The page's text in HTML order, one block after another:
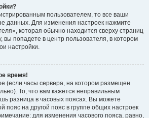
пользователем, то все ваши
данных. Для изменения настроек нажмите
которая обычно находится сверху страниц
попадете в центр пользователя, в котором
настройки.
время!
(если часы сервера, на котором размещен
То, что вам кажется неправильным
разница в часовых поясах. Вы можете
пояс на другой пояс в группе общих настроек
для изменения часового пояса, равно,